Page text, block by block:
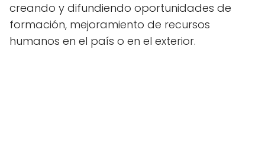
creando y difundiendo oportunidades de
formación, mejoramiento de recursos
humanos en el país o en el exterior.